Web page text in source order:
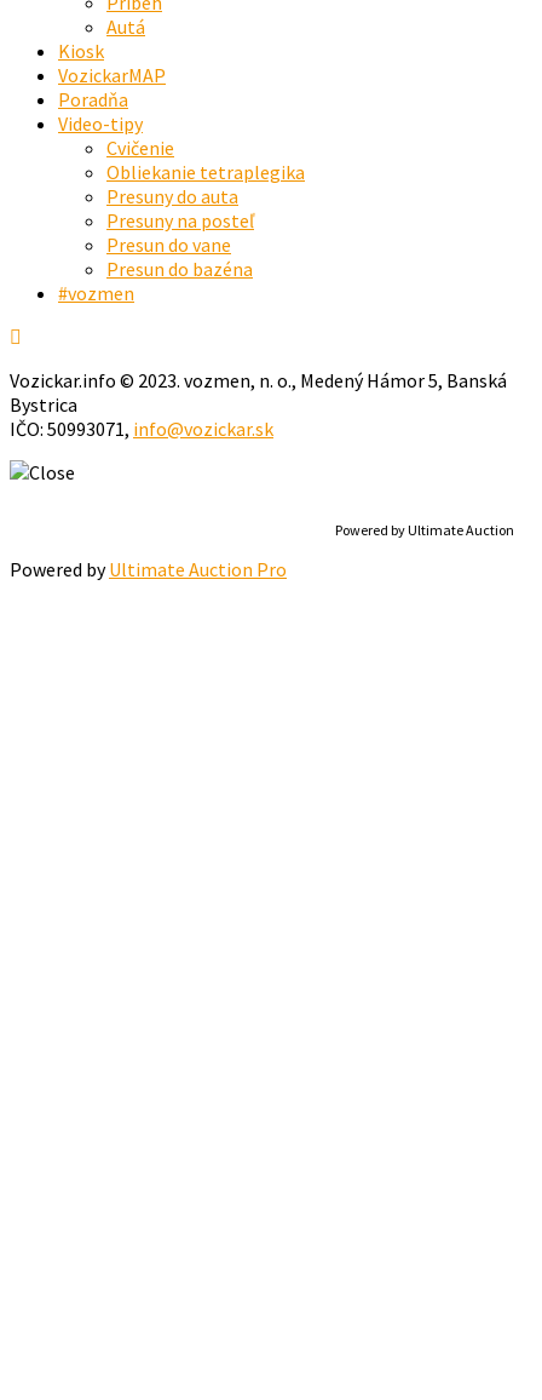
Autá
Kiosk
VozickarMAP
Poradňa
Video-tipy
Cvičenie
Obliekanie tetraplegika
Presuny do auta
Presuny na posteľ
Presun do vane
Presun do bazéna
#vozmen
Vozickar.info © 2023. vozmen, n. o., Medený Hámor 5, Banská
Bystrica
IČO: 50993071, info@vozickar.sk
Powered by Ultimate Auction
Powered byUltimate Auction Pro